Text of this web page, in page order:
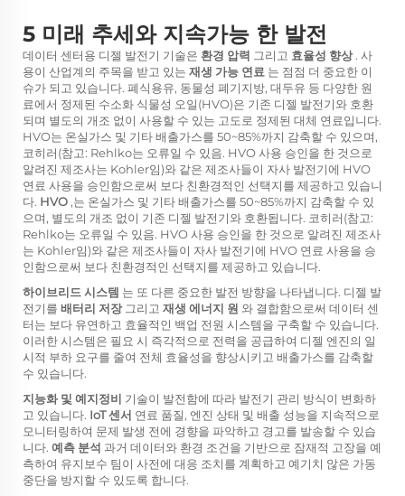
5 미래 추세와 지속가능 한 발전
데이터 센터용 디젤 발전기 기술은 환경 압력 그리고 효율성 향상. 사
용이 산업계의 주목을 받고 있는 재생 가능 연료 는 점점 더 중요한 이
슈가 되고 있습니다. 폐식용유, 동물성 폐기지방, 대두유 등 다양한 원
료에서 정제된 수소화 식물성 오일(HVO)은 기존 디젤 발전기와 호환
되며 별도의 개조 없이 사용할 수 있는 고도로 정제된 대체 연료입니다.
HVO는 온실가스 및 기타 배출가스를 50~85%까지 감축할 수 있으며,
코히러(참고: Rehlko는 오류일 수 있음. HVO 사용 승인을 한 것으로
알려진 제조사는 Kohler임)와 같은 제조사들이 자사 발전기에 HVO
연료 사용을 승인함으로써 보다 친환경적인 선택지를 제공하고 있습니
다. HVO,는 온실가스 및 기타 배출가스를 50~85%까지 감축할 수 있
으며, 별도의 개조 없이 기존 디젤 발전기와 호환됩니다. 코히러(참고:
Rehlko는 오류일 수 있음. HVO 사용 승인을 한 것으로 알려진 제조사
는 Kohler임)와 같은 제조사들이 자사 발전기에 HVO 연료 사용을 승
인함으로써 보다 친환경적인 선택지를 제공하고 있습니다.
하이브리드 시스템 는 또 다른 중요한 발전 방향을 나타냅니다. 디젤 발
전기를 배터리 저장그리고 재생 에너지 원 와 결합함으로써 데이터 센
터는 보다 유연하고 효율적인 백업 전원 시스템을 구축할 수 있습니다.
이러한 시스템은 필요 시 즉각적으로 전력을 공급하여 디젤 엔진의 일
시적 부하 요구를 줄여 전체 효율성을 향상시키고 배출가스를 감축할
수 있습니다.
지능화 및 예지정비 기술이 발전함에 따라 발전기 관리 방식이 변화하
고 있습니다. IoT 센서 연료 품질, 엔진 상태 및 배출 성능을 지속적으로
모니터링하여 문제 발생 전에 경향을 파악하고 경고를 발송할 수 있습
니다. 예측 분석 과거 데이터와 환경 조건을 기반으로 잠재적 고장을 예
측하여 유지보수 팀이 사전에 대응 조치를 계획하고 예기치 않은 가동
중단을 방지할 수 있도록 합니다.